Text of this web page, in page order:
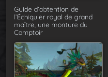
Guide d’obtention de
l’Échiquier royal de grand
maître, une monture du
Comptoir